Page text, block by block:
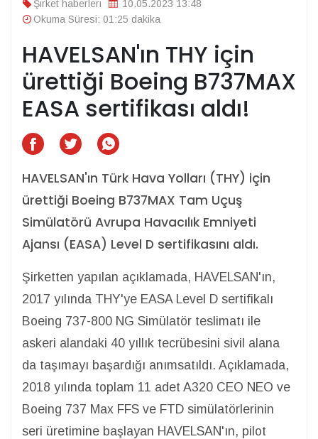
Şirket haberleri
10.05.2023 13:48
Okuma Süresi: 01:25 dakika
HAVELSAN'ın THY için
ürettiği Boeing B737MAX
EASA sertifikası aldı!
HAVELSAN'ın Türk Hava Yolları (THY) için
ürettiği Boeing B737MAX Tam Uçuş
Simülatörü Avrupa Havacılık Emniyeti
Ajansı (EASA) Level D sertifikasını aldı.
Şirketten yapılan açıklamada, HAVELSAN'ın,
2017 yılında THY'ye EASA Level D sertifikalı
Boeing 737-800 NG Simülatör teslimatı ile
askeri alandaki 40 yıllık tecrübesini sivil alana
da taşımayı başardığı anımsatıldı. Açıklamada,
2018 yılında toplam 11 adet A320 CEO NEO ve
Boeing 737 Max FFS ve FTD simülatörlerinin
seri üretimine başlayan HAVELSAN'ın, pilot